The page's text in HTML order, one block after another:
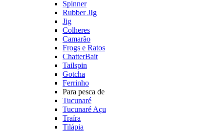
Spinner
Rubber JIg
Jig
Colheres
Camarão
Frogs e Ratos
ChatterBait
Tailspin
Gotcha
Ferrinho
Para pesca de
Tucunaré
Tucunaré Açu
Traíra
Tilápia